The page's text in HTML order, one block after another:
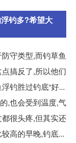
钓多?希望大
守类型,而钓草鱼
搞反了,所以他们
钓胜过钓底“好...
,也会受到温度,气
很头疼,但其实还
高的早晚,钓底...